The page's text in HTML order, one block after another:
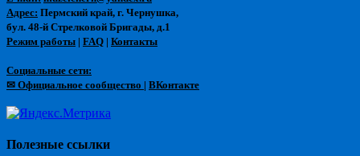
Адрес: Пермский край, г. Чернушка,
бул. 48-й Стрелковой Бригады, д.1
Режим работы | FAQ | Контакты
Социальные сети:
✉ Официальное сообщество | ВКонтакте
Полезные ссылки